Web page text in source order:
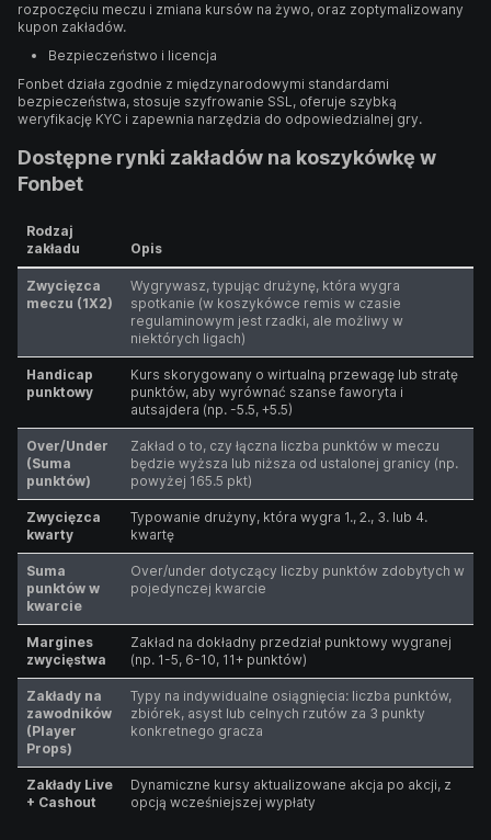
rozpoczęciu meczu i zmiana kursów na żywo, oraz zoptymalizowany
kupon zakładów.
Bezpieczeństwo i licencja
Fonbet działa zgodnie z międzynarodowymi standardami
bezpieczeństwa, stosuje szyfrowanie SSL, oferuje szybką
weryfikację KYC i zapewnia narzędzia do odpowiedzialnej gry.
Dostępne rynki zakładów na koszykówkę w
Fonbet
Rodzaj
zakładu
Opis
Zwycięzca
meczu (1X2)
Wygrywasz, typując drużynę, która wygra
spotkanie (w koszykówce remis w czasie
regulaminowym jest rzadki, ale możliwy w
niektórych ligach)
Handicap
punktowy
Kurs skorygowany o wirtualną przewagę lub stratę
punktów, aby wyrównać szanse faworyta i
autsajdera (np. -5.5, +5.5)
Over/Under
(Suma
punktów)
Zakład o to, czy łączna liczba punktów w meczu
będzie wyższa lub niższa od ustalonej granicy (np.
powyżej 165.5 pkt)
Zwycięzca
kwarty
Typowanie drużyny, która wygra 1., 2., 3. lub 4.
kwartę
Suma
punktów w
kwarcie
Over/under dotyczący liczby punktów zdobytych w
pojedynczej kwarcie
Margines
zwycięstwa
Zakład na dokładny przedział punktowy wygranej
(np. 1-5, 6-10, 11+ punktów)
Zakłady na
zawodników
(Player
Props)
Typy na indywidualne osiągnięcia: liczba punktów,
zbiórek, asyst lub celnych rzutów za 3 punkty
konkretnego gracza
Zakłady Live
+ Cashout
Dynamiczne kursy aktualizowane akcja po akcji, z
opcją wcześniejszej wypłaty